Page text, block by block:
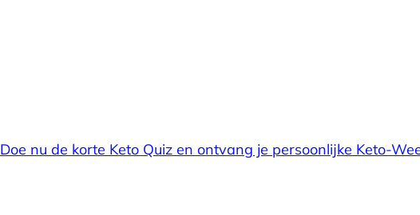
Doe nu de korte Keto Quiz en ontvang je persoonlijke Keto-